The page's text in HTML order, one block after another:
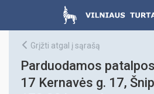
Grįžti atgal į sąrašą
Parduodamos
17 Kernavės g. 17,